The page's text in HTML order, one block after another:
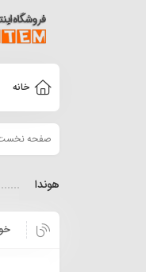
خانه
صفحه
هوندا